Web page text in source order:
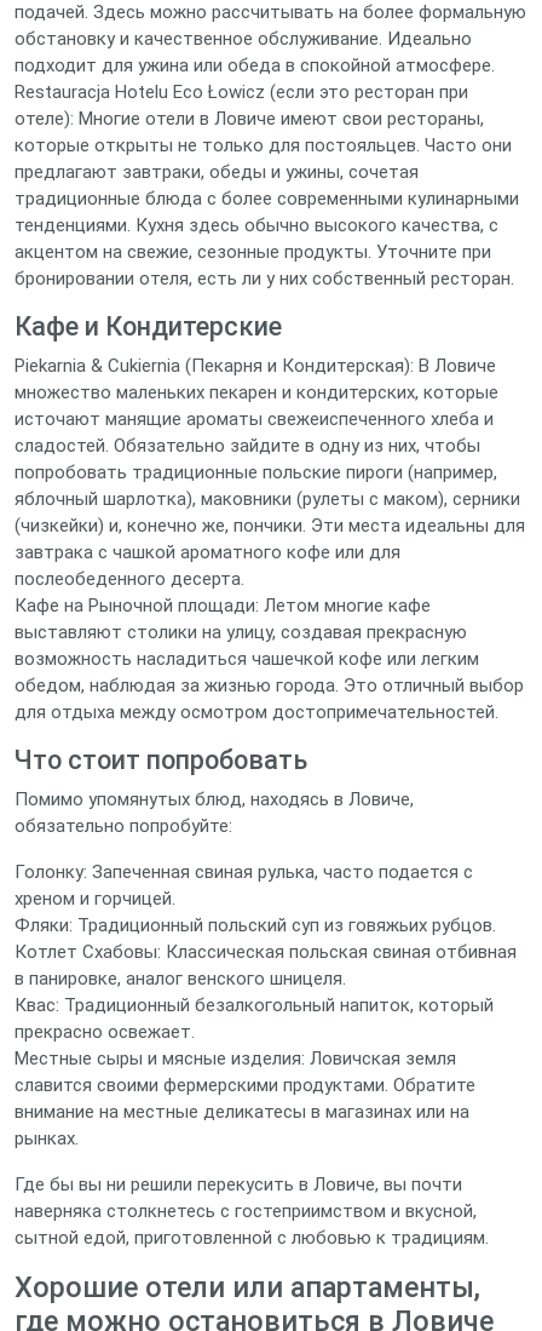
подачей. Здесь можно рассчитывать на более формальную
обстановку и качественное обслуживание. Идеально
подходит для ужина или обеда в спокойной атмосфере.
Restauracja Hotelu Eco Łowicz (если это ресторан при
отеле): Многие отели в Ловиче имеют свои рестораны,
которые открыты не только для постояльцев. Часто они
предлагают завтраки, обеды и ужины, сочетая
традиционные блюда с более современными кулинарными
тенденциями. Кухня здесь обычно высокого качества, с
акцентом на свежие, сезонные продукты. Уточните при
бронировании отеля, есть ли у них собственный ресторан.
Кафе и Кондитерские
Piekarnia & Cukiernia (Пекарня и Кондитерская): В Ловиче
множество маленьких пекарен и кондитерских, которые
источают манящие ароматы свежеиспеченного хлеба и
сладостей. Обязательно зайдите в одну из них, чтобы
попробовать традиционные польские пироги (например,
яблочный шарлотка), маковники (рулеты с маком), серники
(чизкейки) и, конечно же, пончики. Эти места идеальны для
завтрака с чашкой ароматного кофе или для
послеобеденного десерта.
Кафе на Рыночной площади: Летом многие кафе
выставляют столики на улицу, создавая прекрасную
возможность насладиться чашечкой кофе или легким
обедом, наблюдая за жизнью города. Это отличный выбор
для отдыха между осмотром достопримечательностей.
Что стоит попробовать
Помимо упомянутых блюд, находясь в Ловиче,
обязательно попробуйте:
Голонку: Запеченная свиная рулька, часто подается с
хреном и горчицей.
Фляки: Традиционный польский суп из говяжьих рубцов.
Котлет Схабовы: Классическая польская свиная отбивная
в панировке, аналог венского шницеля.
Квас: Традиционный безалкогольный напиток, который
прекрасно освежает.
Местные сыры и мясные изделия: Ловичская земля
славится своими фермерскими продуктами. Обратите
внимание на местные деликатесы в магазинах или на
рынках.
Где бы вы ни решили перекусить в Ловиче, вы почти
наверняка столкнетесь с гостеприимством и вкусной,
сытной едой, приготовленной с любовью к традициям.
Хорошие отели или апартаменты,
где можно остановиться в Ловиче